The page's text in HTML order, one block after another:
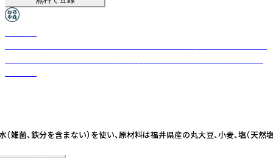
鉄分を含まない）を使い、原材料は福井県産の丸大豆、小麦、塩